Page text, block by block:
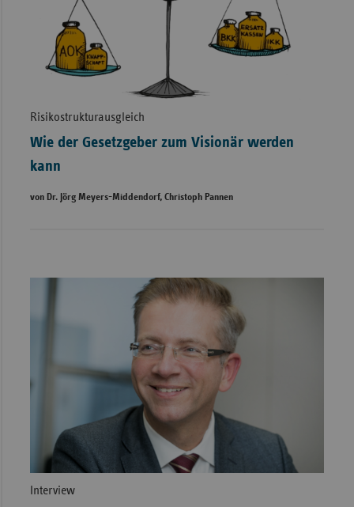
Risikostrukturausgleich
Wie der Gesetzgeber zum Visionär werden
kann
von Dr. Jörg Meyers-Middendorf, Christoph Pannen
Interview